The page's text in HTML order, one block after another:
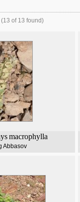
of 13 found)
macrophylla
Abbasov